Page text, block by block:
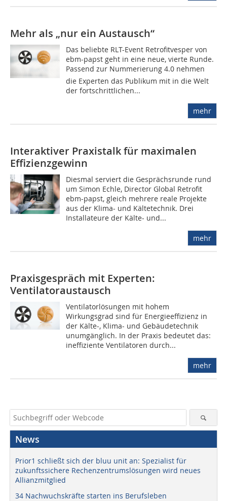
Mehr als „nur ein Austausch“
Das beliebte RLT-Event Retrofitvesper von
ebm-papst geht in eine neue, vierte Runde.
Passend zur Nummerierung 4.0 nehmen
die Experten das Publikum mit in die Welt
der fortschrittlichen...
mehr
Interaktiver Praxistalk für maximalen
Effizienzgewinn
Diesmal serviert die Gesprächsrunde rund
um Simon Echle, Director Global Retrofit
ebm-papst, gleich mehrere reale Projekte
aus der Klima- und Kältetechnik. Drei
Installateure der Kälte- und...
mehr
Praxisgespräch mit Experten:
Ventilatoraustausch
Ventilatorlösungen mit hohem
Wirkungsgrad sind für Energieeffizienz in
der Kälte-, Klima- und Gebäudetechnik
unumgänglich. In der Praxis bedeutet das:
ineffiziente Ventilatoren durch...
mehr
News
Prior1 schließt sich der bluu unit an: Spezialist für
zukunftssichere Rechenzentrumslösungen wird neues
Allianzmitglied
34 Nachwuchskräfte starten ins Berufsleben